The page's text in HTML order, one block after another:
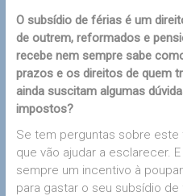
O subsídio de férias é um
de outrem, reformados e
recebe nem sempre sabe
prazos e os direitos de quem
aindasuscitam algumas
impostos?
Se tem perguntas sobre
que vão ajudar a esclarecer.
sempre um incentivo à
para gastar o seu subsídio